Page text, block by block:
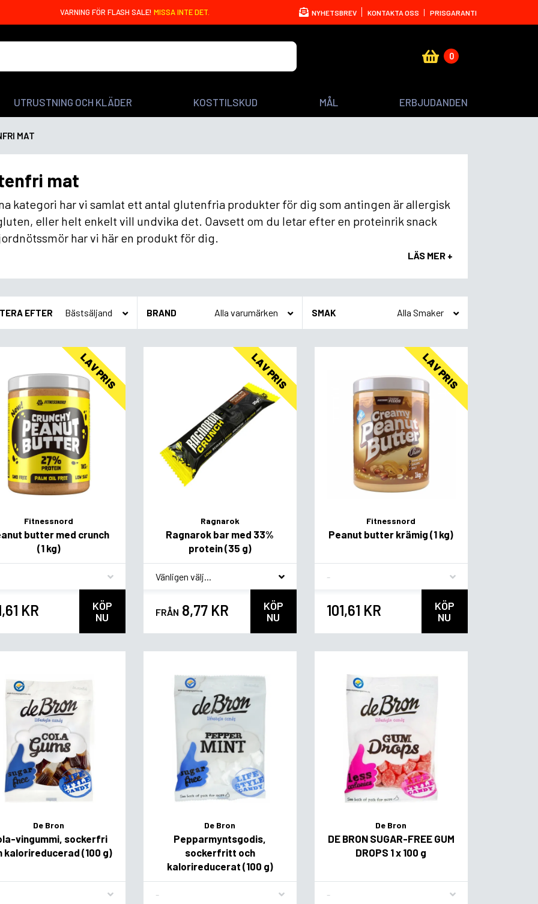
VARNING FÖR FLASH SALE! MISSA INTE DET. NYHETSBREV KONTAKTA OSS PRISGARANTI
0
UTRUSTNING OCH KLÄDER KOSTTILSKUD MÅL ERBJUDANDEN
MAT
mat
kategori har vi samlat ett antal glutenfria produkter för dig som antingen är allergisk
eller helt enkelt vill undvika det. Oavsett om du letar efter en proteinrik snack
har vi här en produkt för dig.
LÄS MER +
EFTER BRAND SMAK
LAV PRIS
Fitnessnord
butter med crunch
(1 kg)
KR
KÖP
NU
LAV PRIS
Ragnarok
Ragnarok bar med 33%
protein (35 g)
* Smagsvariant
FRÅN 8,77 KR
KÖP
NU
LAV PRIS
Fitnessnord
Peanut butter krämig (1 kg)
101,61 KR
KÖP
NU
De Bron
vingummi, sockerfri
kalorireducerad (100 g)
De Bron
Pepparmyntsgodis,
sockerfritt och
kalorireducerat (100 g)
De Bron
DE BRON SUGAR-FREE GUM
DROPS 1 x 100 g